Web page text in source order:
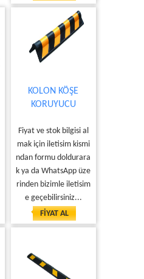
KOLON KÖŞE
KORUYUCU
Fiyat ve stok bilgisi al
mak için iletisim kismi
ndan formu doldurara
k ya da WhatsApp üze
rinden bizimle iletisim
e geçebilirsiniz...
FİYAT AL